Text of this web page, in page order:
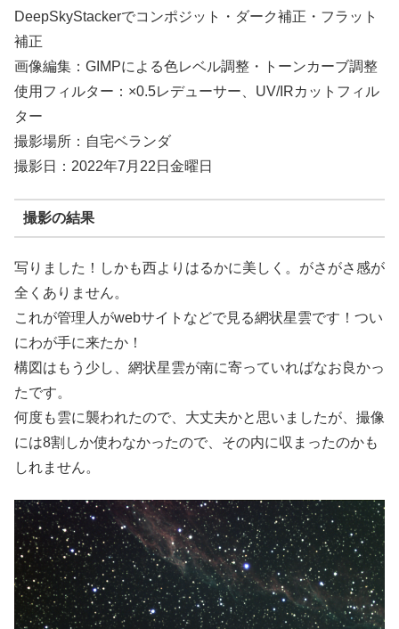
DeepSkyStackerでコンポジット・ダーク補正・フラット
補正
画像編集：GIMPによる色レベル調整・トーンカーブ調整
使用フィルター：×0.5レデューサー、UV/IRカットフィル
ター
撮影場所：自宅ベランダ
撮影日：2022年7月22日金曜日
撮影の結果
写りました！しかも西よりはるかに美しく。がさがさ感が
全くありません。
これが管理人がwebサイトなどで見る網状星雲です！つい
にわが手に来たか！
構図はもう少し、網状星雲が南に寄っていればなお良かっ
たです。
何度も雲に襲われたので、大丈夫かと思いましたが、撮像
には8割しか使わなかったので、その内に収まったのかも
しれません。